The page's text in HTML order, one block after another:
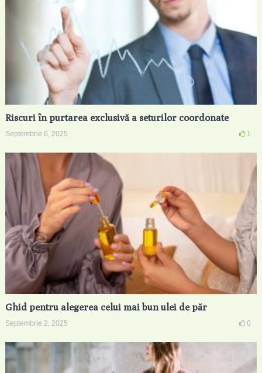
Riscuri în purtarea exclusivă a seturilor coordonate
Septembrie 6, 2025 1
Ghid pentru alegerea celui mai bun ulei de păr
Septembrie 2, 2025 0